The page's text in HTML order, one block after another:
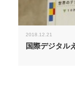
2018.12.21
国際デジタル